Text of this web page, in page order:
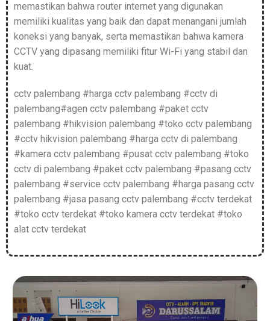
memastikan bahwa router internet yang digunakan
memiliki kualitas yang baik dan dapat menangani jumlah
koneksi yang banyak, serta memastikan bahwa kamera
CCTV yang dipasang memiliki fitur Wi-Fi yang stabil dan
kuat.
cctv palembang #harga cctv palembang #cctv di
palembang#agen cctv palembang #paket cctv
palembang #hikvision palembang #toko cctv palembang
#cctv hikvision palembang #harga cctv di palembang
#kamera cctv palembang #pusat cctv palembang #toko
cctv di palembang #paket cctv palembang #pasang cctv
palembang #service cctv palembang #harga pasang cctv
palembang #jasa pasang cctv palembang #cctv terdekat
#toko cctv terdekat #toko kamera cctv terdekat #toko
alat cctv terdekat